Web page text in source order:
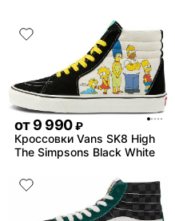
от9 990 ₽
Кроссовки Vans SK8 High
The Simpsons Black White